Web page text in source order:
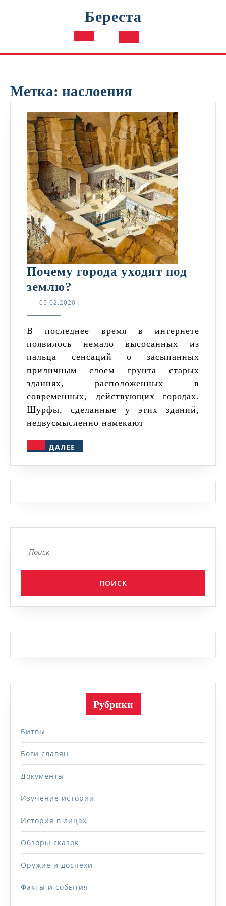
Береста
Кнопка
Метка: наслоения
Почему города уходят под
землю?
города
под
землю?
05.02.2020 05.02.2020
|
В последнее время в интернете
появилось немало высосанных из
пальца сенсаций о засыпанных
приличным слоем грунта старых
зданиях, расположенных в
современных, действующих городах.
Шурфы, сделанные у этих зданий,
недвусмысленно намекают
ДАЛЕЕ
Рубрики
Битвы
Боги славян
Документы
Изучение истории
История в лицах
Обзоры сказок
Оружие и доспехи
Факты и события